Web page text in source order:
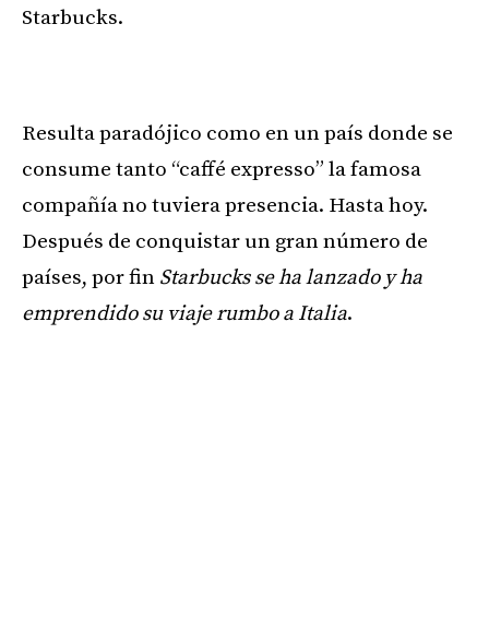
Starbucks.
Resulta paradójico como en un país donde se
consume tanto “caffé expresso” la famosa
compañía no tuviera presencia. Hasta hoy.
Después de conquistar un gran número de
países, por fin Starbucks se ha lanzado y ha
emprendido su viaje rumbo a Italia.